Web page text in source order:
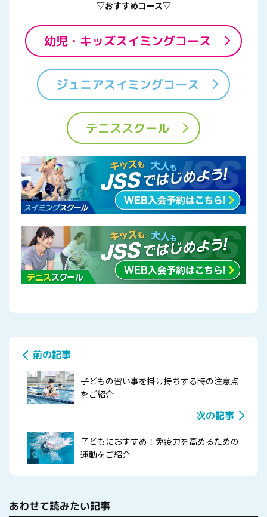
▽おすすめコース▽
幼児・キッズスイミングコース
ジュニアスイミングコース
テニススクール
前の記事
子どもの習い事を掛け持ちする時の注意点
をご紹介
次の記事
子どもにおすすめ！免疫力を高めるための
運動をご紹介
あわせて読みたい記事